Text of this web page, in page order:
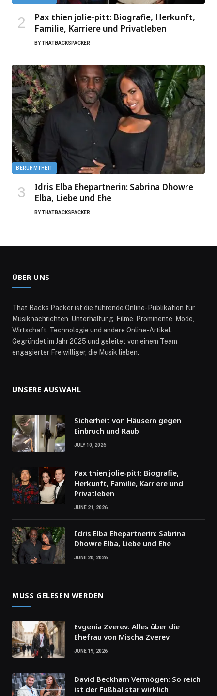
Pax thien jolie-pitt: Biografie, Herkunft,
Familie, Karriere und Privatleben
BYTHATBACKSPACKER
BERUHMTHEIT
Idris Elba Ehepartnerin: Sabrina Dhowre
Elba, Liebe und Ehe
BYTHATBACKSPACKER
ÜBER UNS
That Backs Packer ist die führende Online-Publikation für
Musiknachrichten, Unterhaltung, Filme, Prominente, Mode,
Wirtschaft, Technologie und andere Online-Artikel.
Gegründet im Jahr 2025 und geleitet von einem Team
engagierter Freiwilliger, die Musik lieben.
UNSERE AUSWAHL
Sicherheit von Häusern gegen
Einbruch und Raub
JULY 10, 2026
Pax thien jolie-pitt: Biografie,
Herkunft, Familie, Karriere und
Privatleben
JUNE 21, 2026
Idris Elba Ehepartnerin: Sabrina
Dhowre Elba, Liebe und Ehe
JUNE 20, 2026
MUSS GELESEN WERDEN
Evgenia Zverev: Alles über die
Ehefrau von Mischa Zverev
JUNE 19, 2026
David Beckham Vermögen: So reich
ist der Fußballstar wirklich